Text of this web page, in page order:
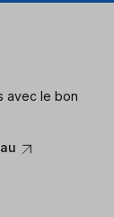
avec le bon